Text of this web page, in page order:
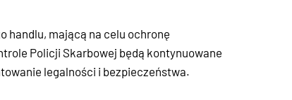
handlu, mającą na celu ochronę
Policji Skarbowej będą kontynuowane
legalności i bezpieczeństwa.